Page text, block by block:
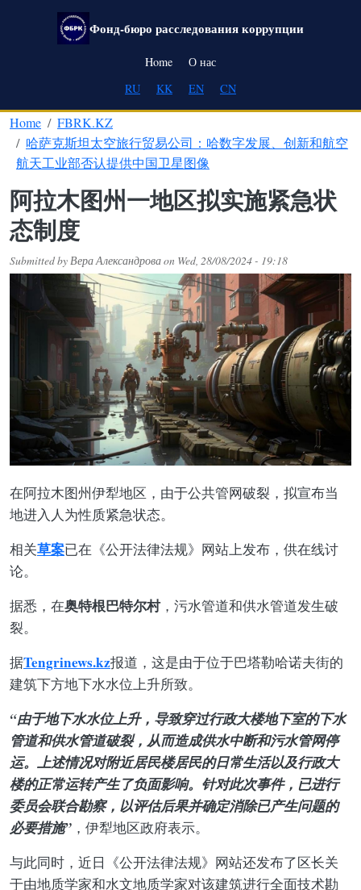
Skip to main content
Фонд-бюро расследования коррупции
Main navigation
Home
О нас
RU
KK EN CN
Home
FBRK.KZ
哈萨克斯坦太空旅行贸易公司：哈数字发展、创新和航空
航天工业部否认提供中国卫星图像
阿拉木图州一地区拟实施紧急状
态制度
Submitted byВера Александроваon Wed, 28/08/2024 - 19:18
在阿拉木图州伊犁地区，由于公共管网破裂，拟宣布当
地进入人为性质紧急状态。
相关草案已在《公开法律法规》网站上发布，供在线讨
论。
据悉，在奥特根巴特尔村，污水管道和供水管道发生破
裂。
据Tengrinews.kz报道，这是由于位于巴塔勒哈诺夫街的
建筑下方地下水水位上升所致。
“由于地下水水位上升，导致穿过行政大楼地下室的下水
管道和供水管道破裂，从而造成供水中断和污水管网停
运。上述情况对附近居民楼居民的日常生活以及行政大
楼的正常运转产生了负面影响。针对此次事件，已进行
委员会联合勘察，以评估后果并确定消除已产生问题的
必要措施” ，伊犁地区政府表示。
与此同时，近日《公开法律法规》网站还发布了区长关
于由地质学家和水文地质学家对该建筑进行全面技术勘